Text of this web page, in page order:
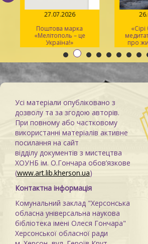
27.07.2026
Поштова марка
«Мелітополь – це
Україна!»
про
Усі матеріали опубліковано з
дозволу та за згодою авторів.
При повному або частковому
використанні матеріалів активне
посилання на сайт
відділу документів з мистецтва
ХОУНБ ім. О.Гончара обов’язкове
(www.art.lib.kherson.ua)
Контактна інформація
Комунальний заклад "Херсонська
обласна універсальна наукова
бібліотека імені Олеся Гончара"
Херсонської обласної ради